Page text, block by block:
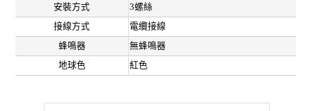
安裝方式
3螺絲
接線方式
電纜接線
蜂鳴器
無蜂鳴器
地球色
紅色